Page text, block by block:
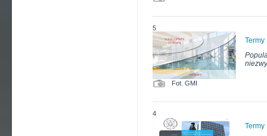
5
Termy
Fot. GMI
4
Termy